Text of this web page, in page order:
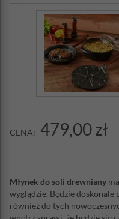
CENA: 479,00 zł
Młynek do soli drewniany
wyglądzie. Będzie doskonale
również do tych